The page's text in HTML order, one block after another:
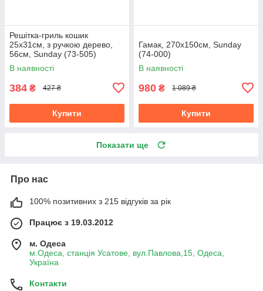
Решітка-гриль кошик
25х31см, з ручкою дерево,
56см, Sunday (73-505)
В наявності
384 ₴ 427 ₴
Купити
Гамак, 270х150см, Sunday
(74-000)
В наявності
980 ₴ 1 089 ₴
Купити
Показати ще
Про нас
100% позитивних з 215 відгуків за рік
Працює з 19.03.2012
м. Одеса
м.Одеса, станція Усатове, вул.Павлова,15, Одеса,
Україна
Контакти